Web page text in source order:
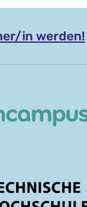
in werden!